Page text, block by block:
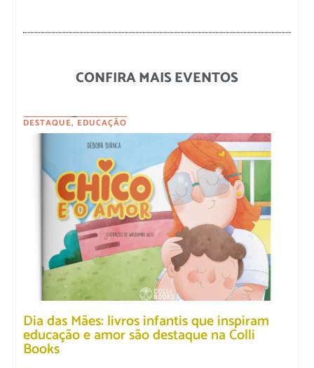
CONFIRA MAIS EVENTOS
DESTAQUE, EDUCAÇÃO
Dia das Mães: livros infantis que inspiram
educação e amor são destaque na Colli
Books